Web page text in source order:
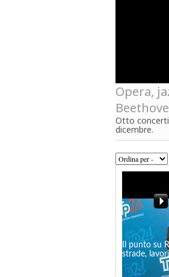
Opera,
Otto
dicembre.
Il punto su
strade,